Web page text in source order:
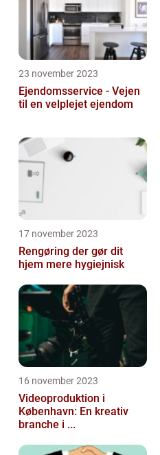
23 november 2023
Ejendomsservice - Vejen
til en velplejet ejendom
17 november 2023
Rengøring der gør dit
hjem mere hygiejnisk
16 november 2023
Videoproduktion i
København: En kreativ
branche i ...